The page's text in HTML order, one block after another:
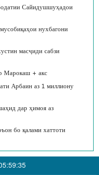
Сайидушшуҳадои
нухбагони
масҷиди сабзи
Марокаш + акс
Арбаин аз 1 миллиону
дар ҳимоя аз
бо қалами хаттоти